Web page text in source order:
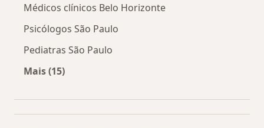
Médicos clínicos Belo Horizonte
Psicólogos São Paulo
Pediatras São Paulo
Mais (15)